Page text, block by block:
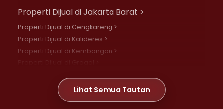
Properti Dijual di Jakarta Barat >
Properti Dijual di Cengkareng >
Properti Dijual di Kalideres >
Properti Dijual di Kembangan >
Properti Dijual di Meruya >
Properti Dijual di Jelambar >
Lihat Semua Tautan